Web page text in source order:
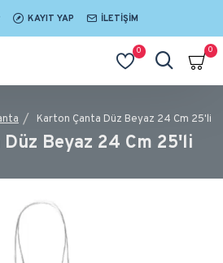
KAYIT YAP İLETIŞIM
0 0
Karton Çanta Düz Beyaz 24 Cm 25'li
Beyaz 24 Cm 25'li